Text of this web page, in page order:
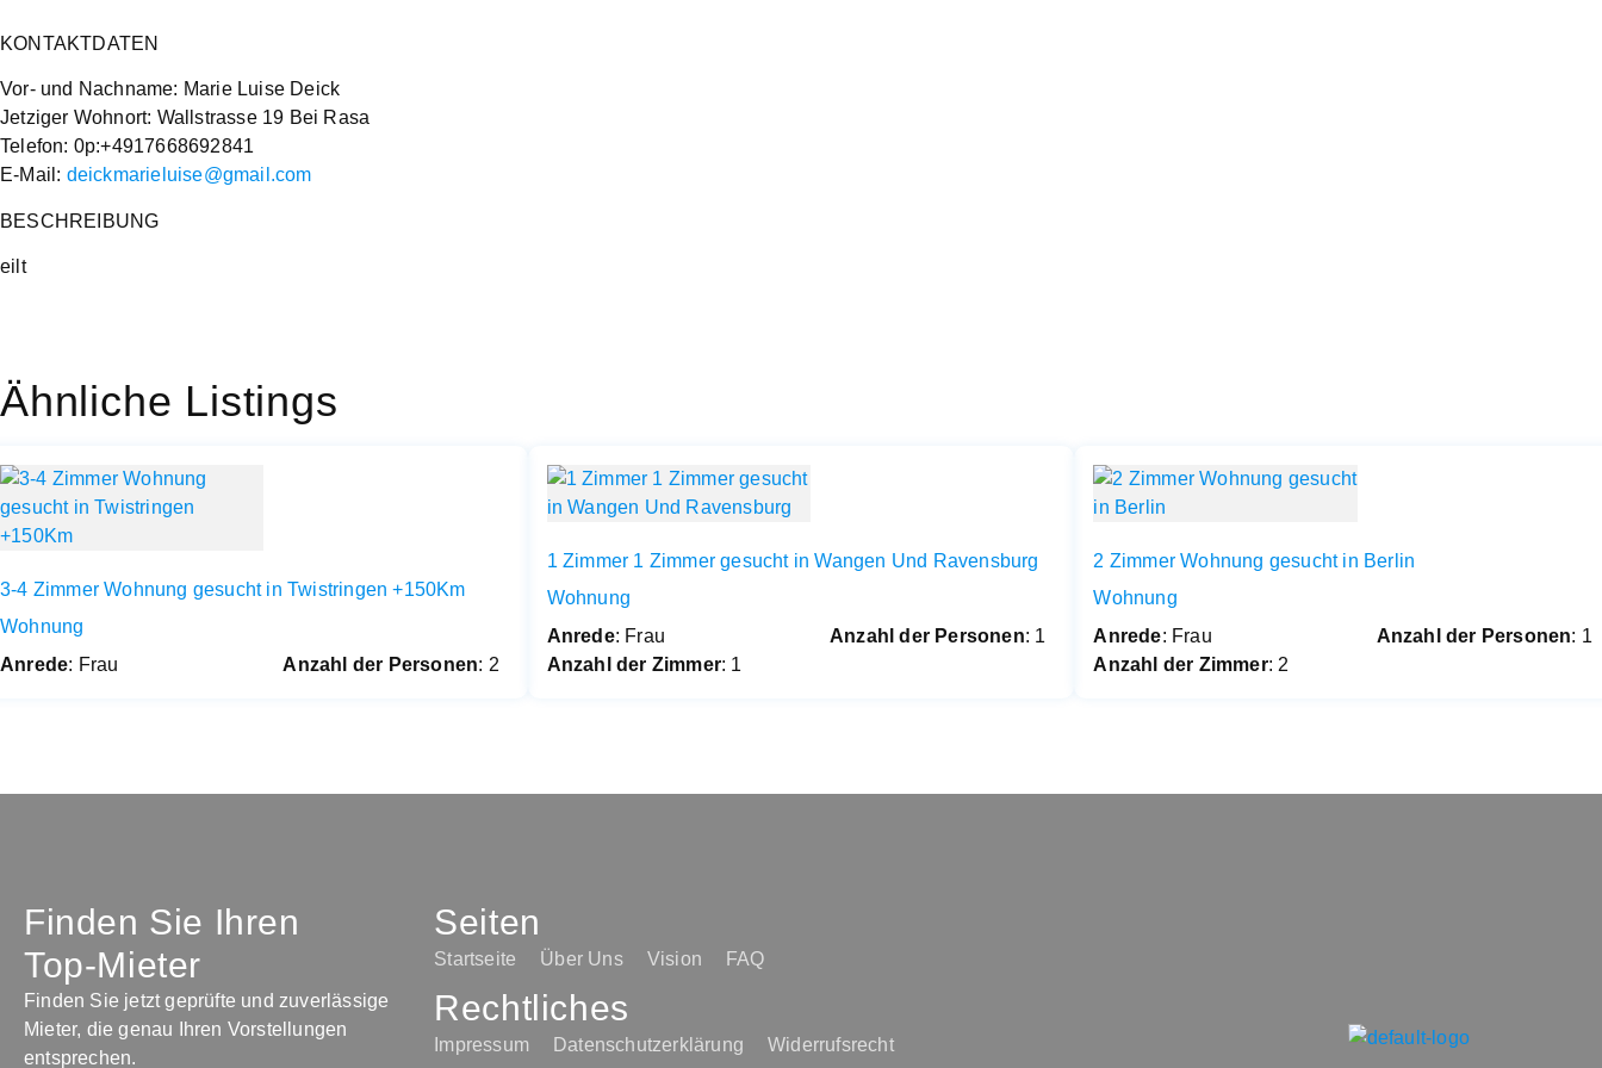
KONTAKTDATEN
Vor- und Nachname: Marie Luise Deick
Jetziger Wohnort: Wallstrasse 19 Bei Rasa
Telefon: 0p:+4917668692841
E-Mail: deickmarieluise@gmail.com
BESCHREIBUNG
eilt
Ähnliche Listings
3-4 Zimmer Wohnung gesucht in Twistringen +150Km
Wohnung
Anrede: Frau Anzahl der Personen: 2
1 Zimmer 1 Zimmer gesucht in Wangen Und Ravensburg
Wohnung
Anrede: Frau Anzahl der Personen: 1
Anzahl der Zimmer: 1
2 Zimmer Wohnung gesucht in Berlin
Wohnung
Anrede: Frau Anzahl der Personen: 1
Anzahl der Zimmer: 2
Finden Sie Ihren
Top-Mieter
Finden Sie jetzt geprüfte und zuverlässige
Mieter, die genau Ihren Vorstellungen
entsprechen.
Seiten
Startseite Über Uns Vision FAQ
Rechtliches
Impressum Datenschutzerklärung Widerrufsrecht